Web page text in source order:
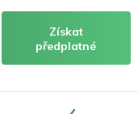
Získat
předplatné